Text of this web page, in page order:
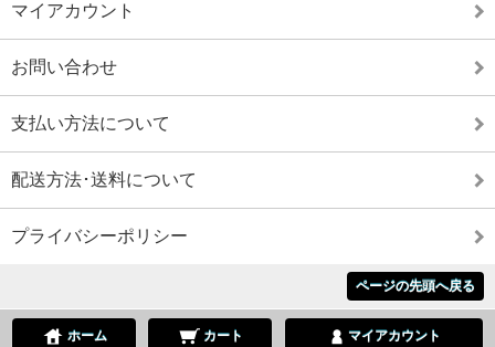
マイアカウント
お問い合わせ
支払い方法について
配送方法･送料について
プライバシーポリシー
ページの先頭へ戻る
ホーム カート マイアカウント